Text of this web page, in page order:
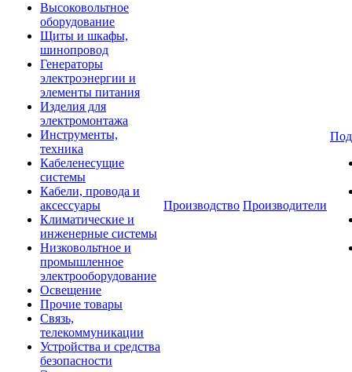
Высоковольтное
оборудование
Щиты и шкафы,
шинопровод
Генераторы
электроэнергии и
элементы питания
Изделия для
электромонтажа
Инструменты,
техника
Кабеленесущие
системы
Кабели, провода и
аксессуары
Климатические и
инженерные системы
Низковольтное и
промышленное
электрооборудование
Освещение
Прочие товары
Связь,
телекоммуникации
Устройства и средства
безопасности
Производство Производители